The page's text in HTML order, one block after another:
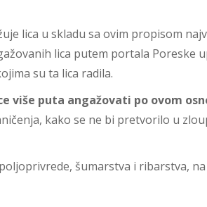
lica u skladu sa ovim propisom
lica putem portala Poreske
su ta lica radila.
više puta angažovati po ovom
kako se ne bi pretvorilo u
šumarstva i ribarstva,